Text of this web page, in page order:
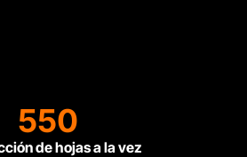
550
de hojas a la vez